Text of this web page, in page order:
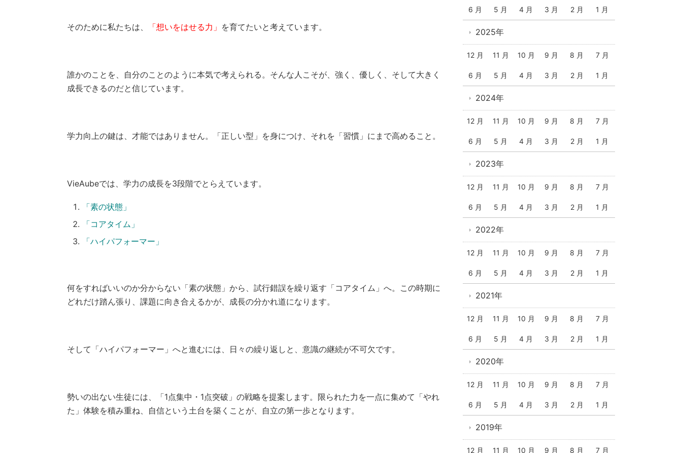
そのために私たちは、 「想いをはせる力」 を育てたいと考えています。
誰かのことを、自分のことのように本気で考えられる。そんな人こそが、強く、優しく、そして大きく
成長できるのだと信じています。
学力向上の鍵は、才能ではありません。「正しい型」を身につけ、それを「習慣」にまで高めること。
VieAubeでは、学力の成長を3段階でとらえています。
「素の状態」
「コアタイム」
「ハイパフォーマー」
何をすればいいのか分からない「素の状態」から、試行錯誤を繰り返す「コアタイム」へ。この時期に
どれだけ踏ん張り、課題に向き合えるかが、成長の分かれ道になります。
そして「ハイパフォーマー」へと進むには、日々の繰り返しと、意識の継続が不可欠です。
勢いの出ない生徒には、「1点集中・1点突破」の戦略を提案します。限られた力を一点に集めて「やれ
た」体験を積み重ね、自信という土台を築くことが、自立の第一歩となります。
6 月 5 月 4 月 3 月 2 月 1 月
2025年
12 月 11 月 10 月 9 月 8 月 7 月
6 月 5 月 4 月 3 月 2 月 1 月
2024年
12 月 11 月 10 月 9 月 8 月 7 月
6 月 5 月 4 月 3 月 2 月 1 月
2023年
12 月 11 月 10 月 9 月 8 月 7 月
6 月 5 月 4 月 3 月 2 月 1 月
2022年
12 月 11 月 10 月 9 月 8 月 7 月
6 月 5 月 4 月 3 月 2 月 1 月
2021年
12 月 11 月 10 月 9 月 8 月 7 月
6 月 5 月 4 月 3 月 2 月 1 月
2020年
12 月 11 月 10 月 9 月 8 月 7 月
6 月 5 月 4 月 3 月 2 月 1 月
2019年
12 月 11 月 10 月 9 月 8 月 7 月